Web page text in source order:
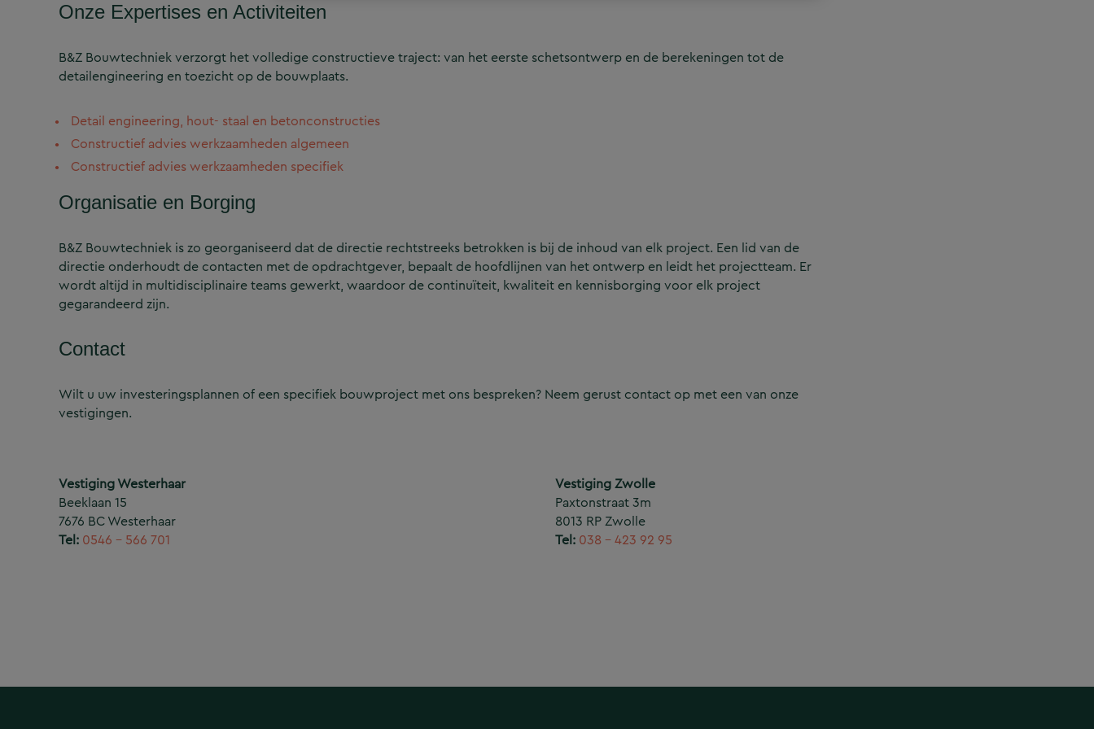
Onze Expertises en Activiteiten
B&Z Bouwtechniek verzorgt het volledige constructieve traject: van het eerste schetsontwerp en de berekeningen tot de
detailengineering en toezicht op de bouwplaats.
Detail engineering, hout- staal en betonconstructies
Constructief advies werkzaamheden algemeen
Constructief advies werkzaamheden specifiek
Organisatie en Borging
B&Z Bouwtechniek is zo georganiseerd dat de directie rechtstreeks betrokken is bij de inhoud van elk project. Een lid van de
directie onderhoudt de contacten met de opdrachtgever, bepaalt de hoofdlijnen van het ontwerp en leidt het projectteam. Er
wordt altijd in multidisciplinaire teams gewerkt, waardoor de continuïteit, kwaliteit en kennisborging voor elk project
gegarandeerd zijn.
Contact
Wilt u uw investeringsplannen of een specifiek bouwproject met ons bespreken? Neem gerust contact op met een van onze
vestigingen.
Vestiging Westerhaar
Beeklaan 15
7676 BC Westerhaar
Tel: 0546 – 566 701
Vestiging Zwolle
Paxtonstraat 3m
8013 RP Zwolle
Tel: 038 – 423 92 95